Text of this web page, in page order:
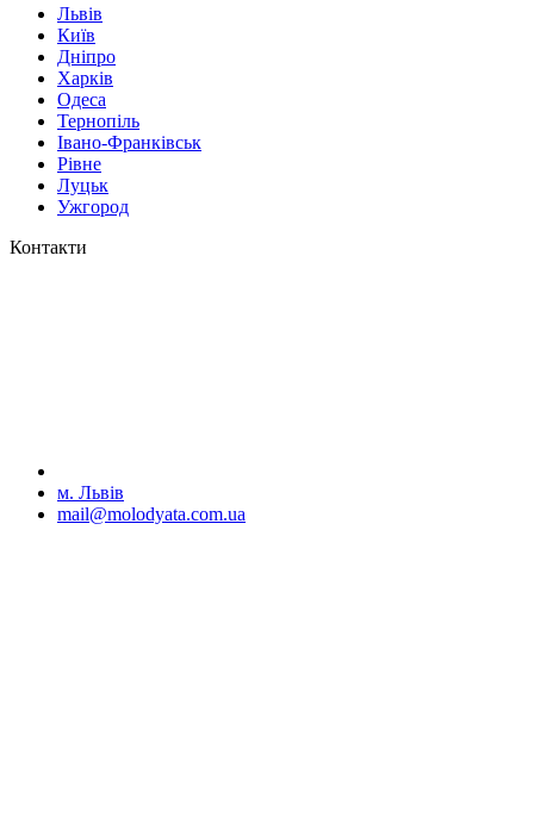
Львів
Київ
Дніпро
Харків
Одеса
Тернопіль
Івано-Франківськ
Рівне
Луцьк
Ужгород
Контакти
м. Львів
mail@molodyata.com.ua